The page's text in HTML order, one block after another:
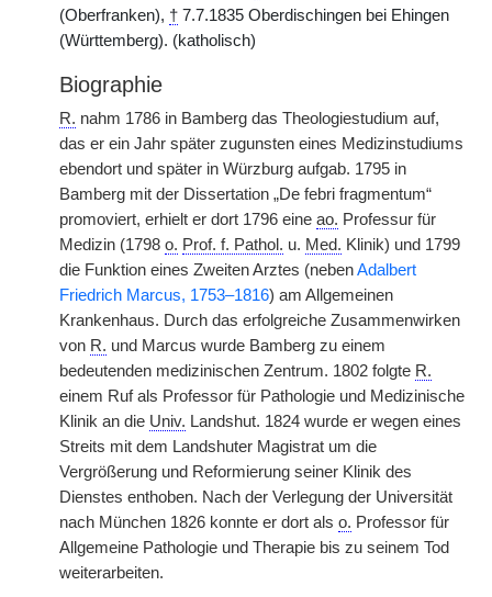
(Oberfranken), † 7.7.1835 Oberdischingen bei Ehingen
(Württemberg). (katholisch)
Biographie
R. nahm 1786 in Bamberg das Theologiestudium auf,
das er ein Jahr später zugunsten eines Medizinstudiums
ebendort und später in Würzburg aufgab. 1795 in
Bamberg mit der Dissertation „De febri fragmentum“
promoviert, erhielt er dort 1796 eine ao. Professur für
Medizin (1798 o. Prof. f. Pathol. u. Med. Klinik) und 1799
die Funktion eines Zweiten Arztes (nebenAdalbert
Friedrich Marcus, 1753–1816) am Allgemeinen
Krankenhaus. Durch das erfolgreiche Zusammenwirken
von R. und Marcus wurde Bamberg zu einem
bedeutenden medizinischen Zentrum. 1802 folgte R.
einem Ruf als Professor für Pathologie und Medizinische
Klinik an die Univ. Landshut. 1824 wurde er wegen eines
Streits mit dem Landshuter Magistrat um die
Vergrößerung und Reformierung seiner Klinik des
Dienstes enthoben. Nach der Verlegung der Universität
nach München 1826 konnte er dort als o. Professor für
Allgemeine Pathologie und Therapie bis zu seinem Tod
weiterarbeiten.